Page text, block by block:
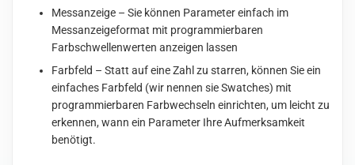
Messanzeige – Sie können Parameter einfach im
Messanzeigeformat mit programmierbaren
Farbschwellenwerten anzeigen lassen
Farbfeld – Statt auf eine Zahl zu starren, können Sie ein
einfaches Farbfeld (wir nennen sie Swatches) mit
programmierbaren Farbwechseln einrichten, um leicht zu
erkennen, wann ein Parameter Ihre Aufmerksamkeit
benötigt.